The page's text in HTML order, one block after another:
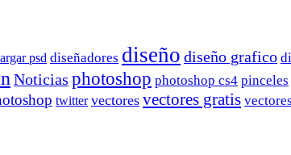
psd diseñadores diseño diseño grafico
Noticias photoshop photoshop cs4 pinceles
twitter vectores vectores gratis